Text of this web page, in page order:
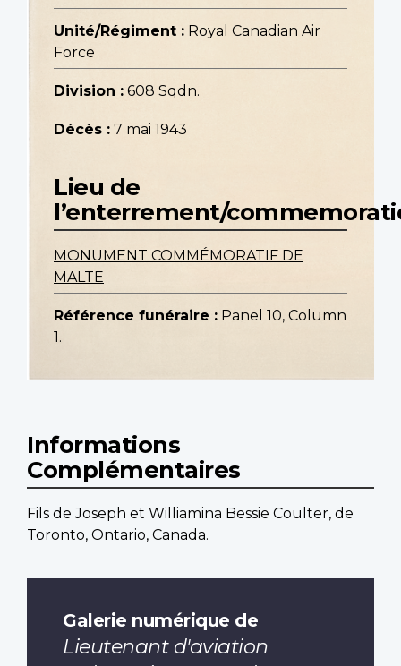
Unité/Régiment : Royal Canadian Air
Force
Division : 608 Sqdn.
Décès : 7 mai 1943
Lieu de
l’enterrement/
MONUMENT COMMÉMORATIF DE
MALTE
Référence funéraire : Panel 10, Column
1.
Informations
Complémentaires
Fils de Joseph et Williamina Bessie Coulter, de
Toronto, Ontario, Canada.
Galerie numérique de
Lieutenant d'aviation